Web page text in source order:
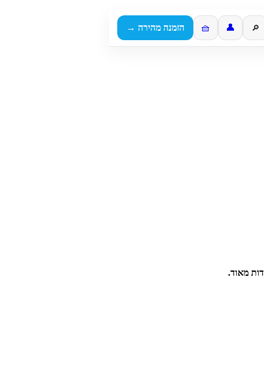
🔎
👤
🧺 הזמנה מהירה →